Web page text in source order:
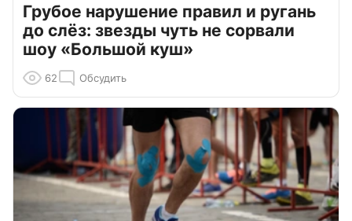
Грубое нарушение правил и ругань
до слёз: звезды чуть не сорвали
шоу «Большой куш»
62 Обсудить